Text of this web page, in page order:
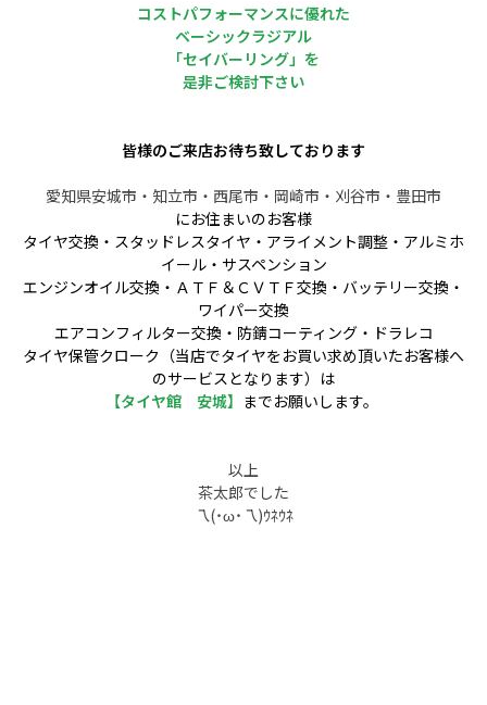
コストパフォーマンスに優れた
ベーシックラジアル
「セイバーリング」を
是非ご検討下さい
皆様のご来店お待ち致しております
愛知県安城市・知立市・西尾市・岡崎市・刈谷市・豊田市
にお住まいのお客様
タイヤ交換・スタッドレスタイヤ・アライメント調整・アルミホ
イール・サスペンション
エンジンオイル交換・ＡＴＦ＆ＣＶＴＦ交換・バッテリー交換・
ワイパー交換
エアコンフィルター交換・防錆コーティング・ドラレコ
タイヤ保管クローク（当店でタイヤをお買い求め頂いたお客様へ
のサービスとなります）は
【タイヤ館 安城】 までお願いします。
以上
茶太郎でした
乁(˙ω˙乁)ｳﾈｳﾈ